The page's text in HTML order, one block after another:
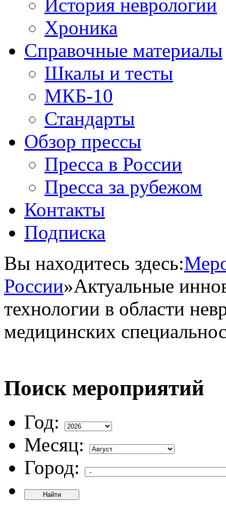
История неврологии
Хроника
Справочные материалы
Шкалы и тесты
МКБ-10
Стандарты
Обзор прессы
Пресса в России
Пресса за рубежом
Контакты
Подписка
Вы находитесь здесь:
России»Актуальные
технологии в области
медицинских
Поиск мероприятий
Год:
Месяц:
Город:
Найти